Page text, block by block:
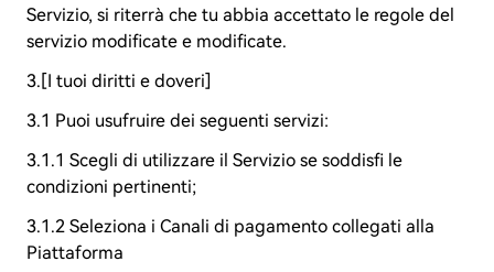
Servizio, si riterrà che tu abbia accettato le regole del
servizio modificate e modificate.
3.[I tuoi diritti e doveri]
3.1 Puoi usufruire dei seguenti servizi:
3.1.1 Scegli di utilizzare il Servizio se soddisfi le
condizioni pertinenti;
3.1.2 Seleziona i Canali di pagamento collegati alla
Piattaforma